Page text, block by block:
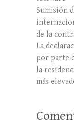
Sumisión
de la
La
por parte
la
más